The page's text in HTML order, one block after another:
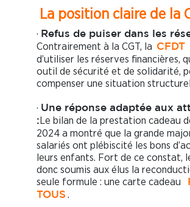
La position claire de la
· Refus de puiser dans les
Contrairement à la CGT, la CFDT
d’utiliser les réserves financières,
outil de sécurité et de solidarité,
compenser une situation
· Une réponse adaptée aux
: Le bilan de la prestation cadeau
2024 a montré que la grande
salariés ont plébiscité les bons
leurs enfants. Fort de ce constat,
donc soumis aux élus la
seule formule : une carte cadeau
TOUS .